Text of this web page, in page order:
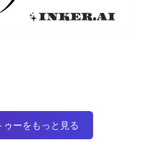
ゥーをもっと見る